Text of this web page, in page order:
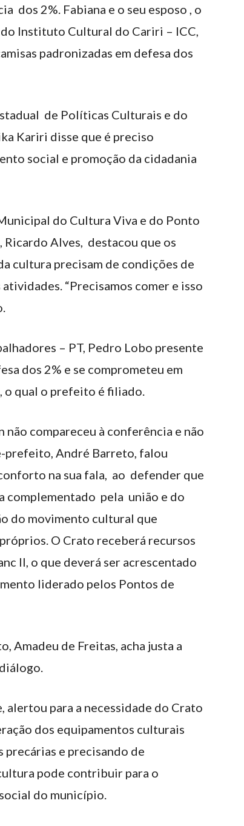
dos 2%. Fabiana e o seu esposo , o
Instituto Cultural do Cariri – ICC,
padronizadas em defesa dos
de Políticas Culturais e do
Kariri disse que é preciso
social e promoção da cidadania
do Cultura Viva e do Ponto
Alves, destacou que os
cultura precisam de condições de
“Precisamos comer e isso
– PT, Pedro Lobo presente
dos 2% e se comprometeu em
o qual o prefeito é filiado.
compareceu à conferência e não
prefeito, André Barreto, falou
na sua fala, ao defender que
complementado pela união e do
do movimento cultural que
O Crato receberá recursos
II, o que deverá ser acrescentado
liderado pelos Pontos de
Amadeu de Freitas, acha justa a
alertou para a necessidade do Crato
dos equipamentos culturais
precárias e precisando de
pode contribuir para o
do município.